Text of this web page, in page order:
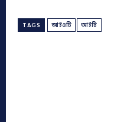
TAGS আইওটি আইটি